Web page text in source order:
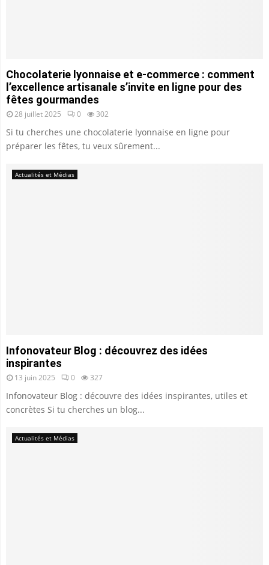
Chocolaterie lyonnaise et e-commerce : comment
l’excellence artisanale s’invite en ligne pour des
fêtes gourmandes
28 juillet 2025 0 302
Si tu cherches une chocolaterie lyonnaise en ligne pour
préparer les fêtes, tu veux sûrement...
Actualités et Médias
Infonovateur Blog : découvrez des idées
inspirantes
13 juin 2025 0 327
Infonovateur Blog : découvre des idées inspirantes, utiles et
concrètes Si tu cherches un blog...
Actualités et Médias